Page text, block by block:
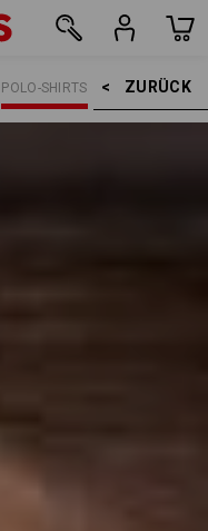
ZURÜCK    >
POLO-SHIRTS